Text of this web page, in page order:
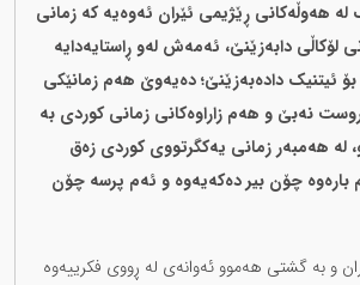
هەوڵەکانی ڕێژیمی ئێران ئەوەیە کە زمانی
لۆکاڵی دابەزێنێ، ئەمەش لەو ڕاستایەدایە
بۆ ئیتنیک دادەبەزێنێ؛ دەیەوێ هەم زمانێکی
نەبێ و هەم زاراوەکانی زمانی کوردی بە
لە هەمبەر زمانی یەکگرتووی کوردی زەق
بارەوە چۆن بیر دەکەیەوە و ئەم پرسە چۆن
و بە گشتی هەموو ئەوانەی لە ڕووی فکرییەوە